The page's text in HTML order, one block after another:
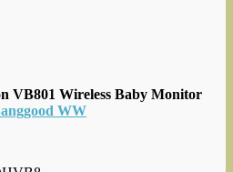
VB801 Wireless Baby Monitor
WW